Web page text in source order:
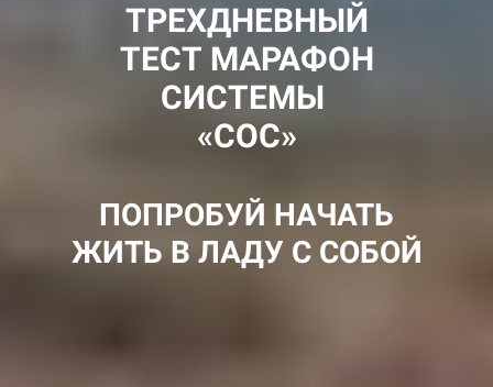
ТРЕХДНЕВНЫЙ
ТЕСТ МАРАФОН
СИСТЕМЫ
«СОС»
ПОПРОБУЙ НАЧАТЬ
ЖИТЬ В ЛАДУ С СОБОЙ